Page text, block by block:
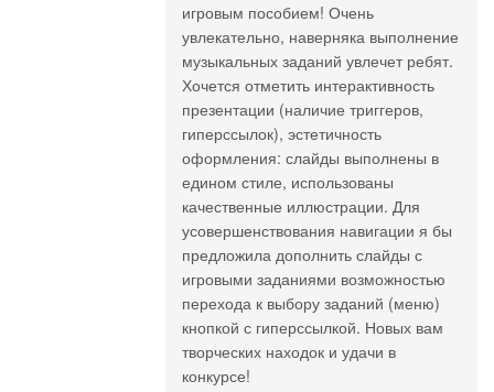
игровым пособием! Очень
увлекательно, наверняка выполнение
музыкальных заданий увлечет ребят.
Хочется отметить интерактивность
презентации (наличие триггеров,
гиперссылок), эстетичность
оформления: слайды выполнены в
едином стиле, использованы
качественные иллюстрации. Для
усовершенствования навигации я бы
предложила дополнить слайды с
игровыми заданиями возможностью
перехода к выбору заданий (меню)
кнопкой с гиперссылкой. Новых вам
творческих находок и удачи в
конкурсе!